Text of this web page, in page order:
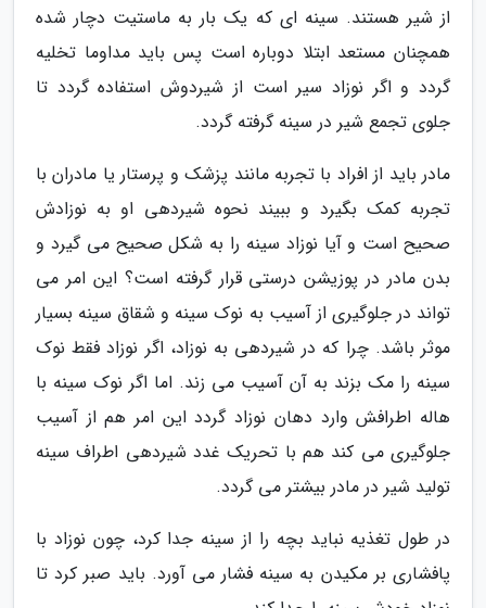
از شیر هستند. سینه ای که یک بار به ماستیت دچار شده
همچنان مستعد ابتلا دوباره است پس باید مداوما تخلیه
گردد و اگر نوزاد سیر است از شیردوش استفاده گردد تا
جلوی تجمع شیر در سینه گرفته گردد.
مادر باید از افراد با تجربه مانند پزشک و پرستار یا مادران با
تجربه کمک بگیرد و ببیند نحوه شیردهی او به نوزادش
صحیح است و آیا نوزاد سینه را به شکل صحیح می گیرد و
بدن مادر در پوزیشن درستی قرار گرفته است؟ این امر می
تواند در جلوگیری از آسیب به نوک سینه و شقاق سینه بسیار
موثر باشد. چرا که در شیردهی به نوزاد، اگر نوزاد فقط نوک
سینه را مک بزند به آن آسیب می زند. اما اگر نوک سینه با
هاله اطرافش وارد دهان نوزاد گردد این امر هم از آسیب
جلوگیری می کند هم با تحریک غدد شیردهی اطراف سینه
تولید شیر در مادر بیشتر می گردد.
در طول تغذیه نباید بچه را از سینه جدا کرد، چون نوزاد با
پافشاری بر مکیدن به سینه فشار می آورد. باید صبر کرد تا